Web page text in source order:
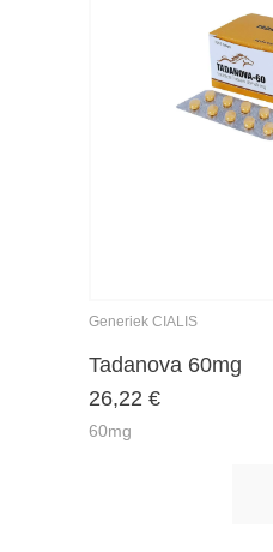
Generiek CIALIS
Tadanova 60mg
26,22 €
60mg